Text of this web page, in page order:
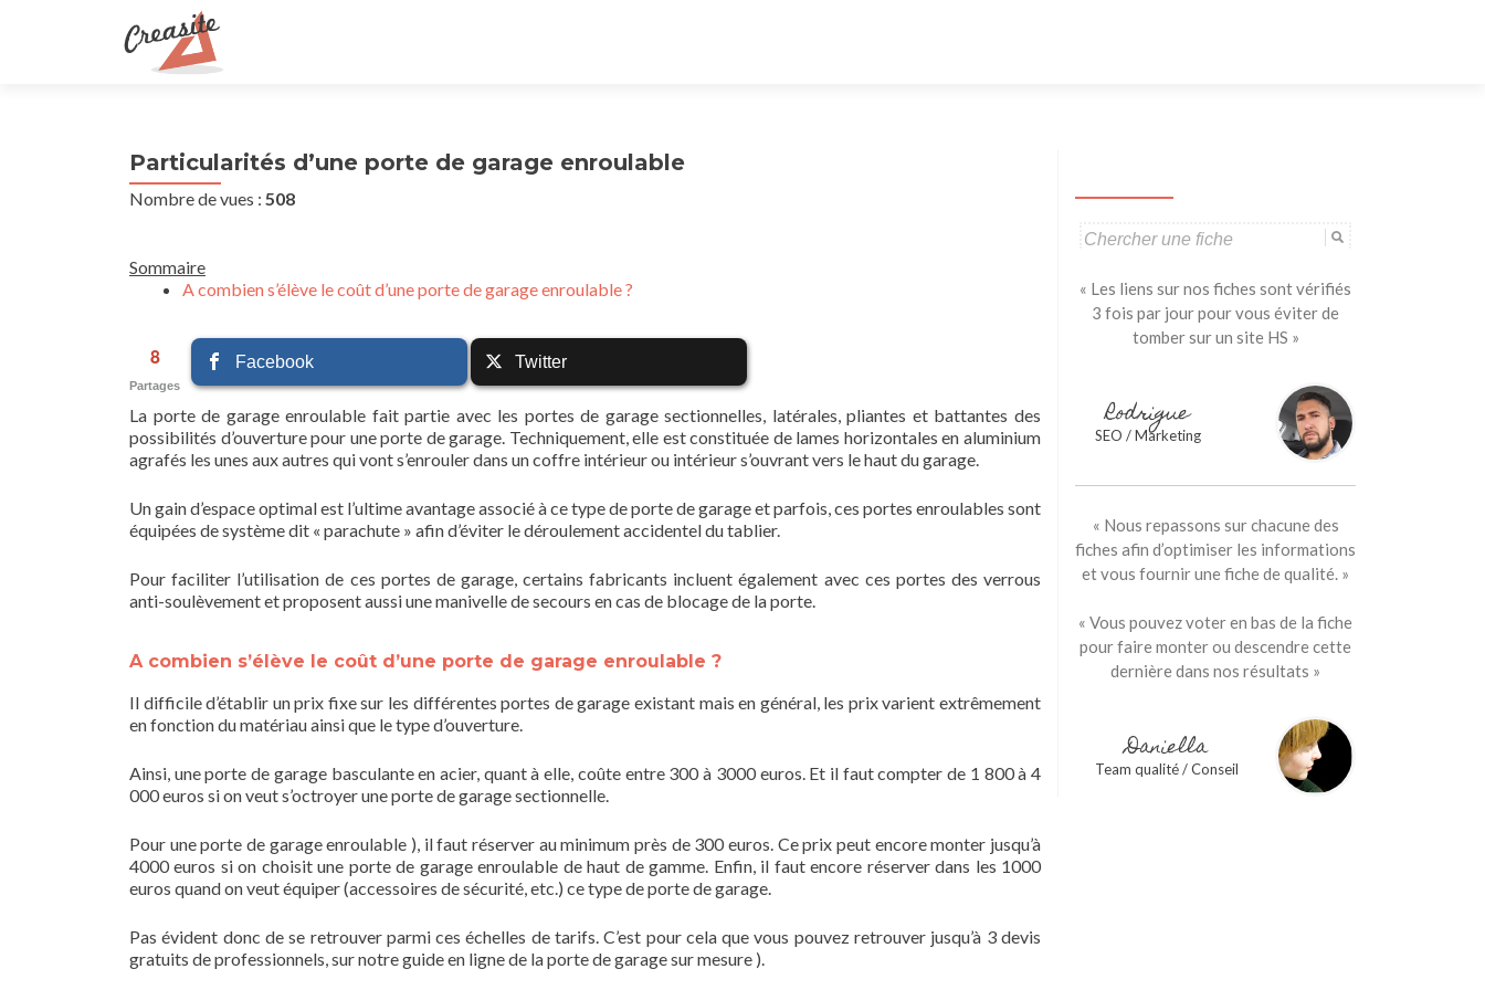
Particularités d’une porte de garage enroulable
Nombre de vues : 508
Sommaire
A combien s’élève le coût d’une porte de garage enroulable ?
8
Partages
Facebook Twitter
La porte de garage enroulable fait partie avec les portes de garage sectionnelles, latérales, pliantes et battantes des
possibilités d’ouverture pour une porte de garage. Techniquement, elle est constituée de lames horizontales en aluminium
agrafés les unes aux autres qui vont s’enrouler dans un coffre intérieur ou intérieur s’ouvrant vers le haut du garage.
Un gain d’espace optimal est l’ultime avantage associé à ce type de porte de garage et parfois, ces portes enroulables sont
équipées de système dit « parachute » afin d’éviter le déroulement accidentel du tablier.
Pour faciliter l’utilisation de ces portes de garage, certains fabricants incluent également avec ces portes des verrous
anti-soulèvement et proposent aussi une manivelle de secours en cas de blocage de la porte.
A combien s’élève le coût d’une porte de garage enroulable ?
Il difficile d’établir un prix fixe sur les différentes portes de garage existant mais en général, les prix varient extrêmement
en fonction du matériau ainsi que le type d’ouverture.
Ainsi, une porte de garage basculante en acier, quant à elle, coûte entre 300 à 3000 euros. Et il faut compter de 1 800 à 4
000 euros si on veut s’octroyer une porte de garage sectionnelle.
Pour une porte de garage enroulable ), il faut réserver au minimum près de 300 euros. Ce prix peut encore monter jusqu’à
4000 euros si on choisit une porte de garage enroulable de haut de gamme. Enfin, il faut encore réserver dans les 1000
euros quand on veut équiper (accessoires de sécurité, etc.) ce type de porte de garage.
Pas évident donc de se retrouver parmi ces échelles de tarifs. C’est pour cela que vous pouvez retrouver jusqu’à 3 devis
gratuits de professionnels, sur notre guide en ligne de la porte de garage sur mesure ).
Search
« Les liens sur nos fiches sont vérifiés
3 fois par jour pour vous éviter de
tomber sur un site HS »
Rodrigue
SEO / Marketing
« Nous repassons sur chacune des
fiches afin d’optimiser les informations
et vous fournir une fiche de qualité. »
« Vous pouvez voter en bas de la fiche
pour faire monter ou descendre cette
dernière dans nos résultats »
Daniella
Team qualité / Conseil